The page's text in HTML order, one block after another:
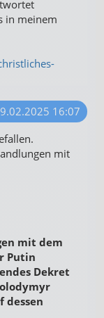
in meinem
16:07
mit
mit dem
Putin
Dekret
dessen